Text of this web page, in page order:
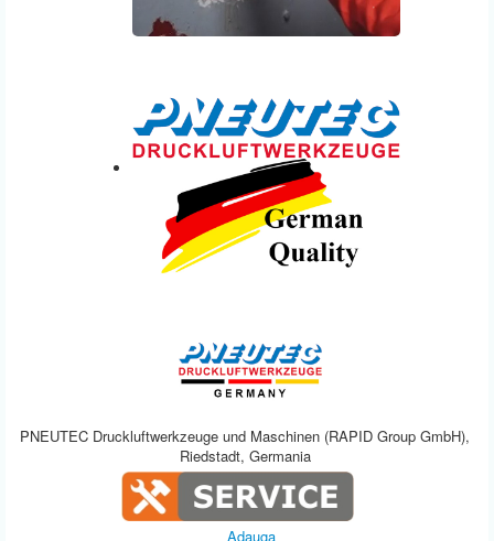
PNEUTEC Druckluftwerkzeuge und Maschinen (RAPID Group GmbH),
Riedstadt, Germania
Adauga